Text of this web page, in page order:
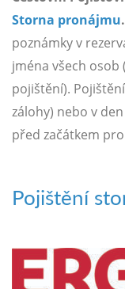
Storna pronájmu.
poznámky v
jména všech osob
pojištění).
zálohy) nebo v
před začátkem
Pojištění